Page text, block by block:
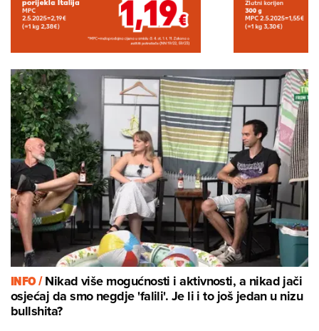
INFO /Nikad više mogućnosti i aktivnosti, a nikad jači
osjećaj da smo negdje 'falili'. Je li i to još jedan u nizu
bullshita?